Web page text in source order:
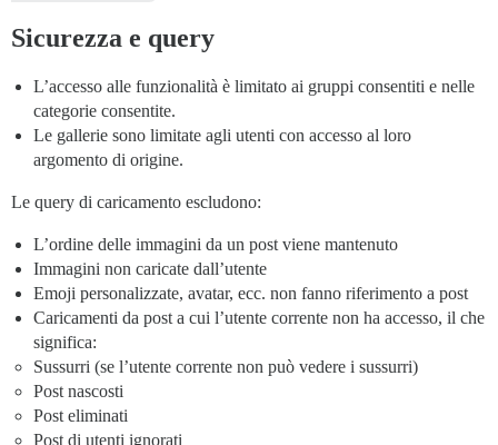
Sicurezza e query
L’accesso alle funzionalità è limitato ai gruppi consentiti e nelle
categorie consentite.
Le gallerie sono limitate agli utenti con accesso al loro
argomento di origine.
Le query di caricamento escludono:
L’ordine delle immagini da un post viene mantenuto
Immagini non caricate dall’utente
Emoji personalizzate, avatar, ecc. non fanno riferimento a post
Caricamenti da post a cui l’utente corrente non ha accesso, il che
significa:
Sussurri (se l’utente corrente non può vedere i sussurri)
Post nascosti
Post eliminati
Post di utenti ignorati